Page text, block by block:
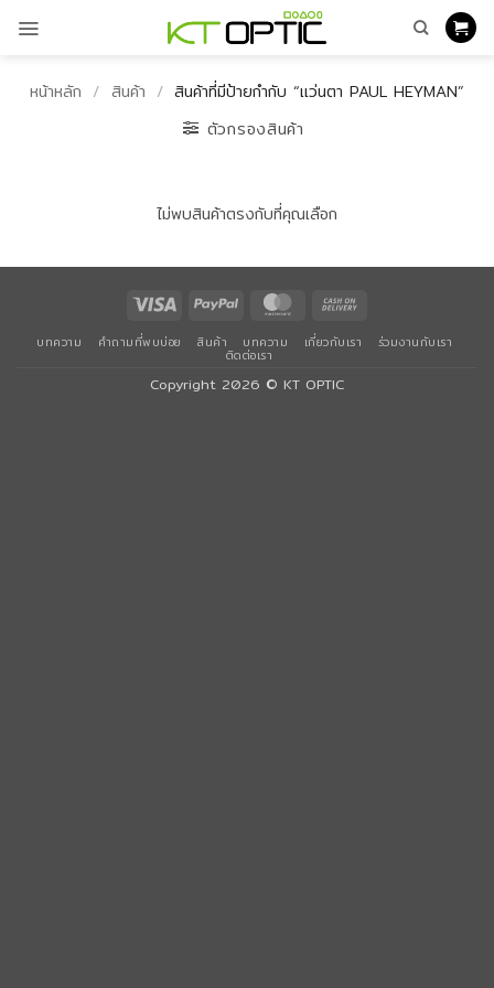
เนื้อหาหน้าหลัก / สินค้า / สินค้าที่มีป้ายกำกับ “แว่นตา PAUL HEYMAN”
ตัวกรองสินค้า
ไม่พบสินค้าตรงกับที่คุณเลือก
Visa PayPal MasterCard
Delivery
บทความ คำถามที่พบบ่อย สินค้า บทความ เกี่ยวกับเรา ร่วมงานกับเรา
ติดต่อเรา
Copyright 2026 © KT OPTIC